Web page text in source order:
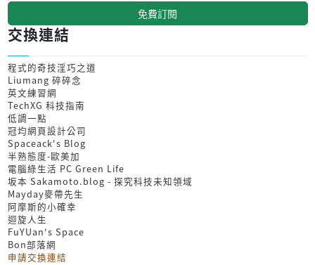
免費訂閱
交換連結
程式的奇技淫巧之道
Liumang 碎碎念
英文練習網
TechXG 科技指南
低調一點
冠均網頁設計公司
Spaceack's Blog
半熟態度-歐美加
電腦綠生活 PC Green Life
坂本 Sakamoto.blog - 探究科技未知領域
Mayday麥帶先生
阿摩斯的小確幸
迴旋人生
FuYUan's Space
Bon部落網
申請交換連結